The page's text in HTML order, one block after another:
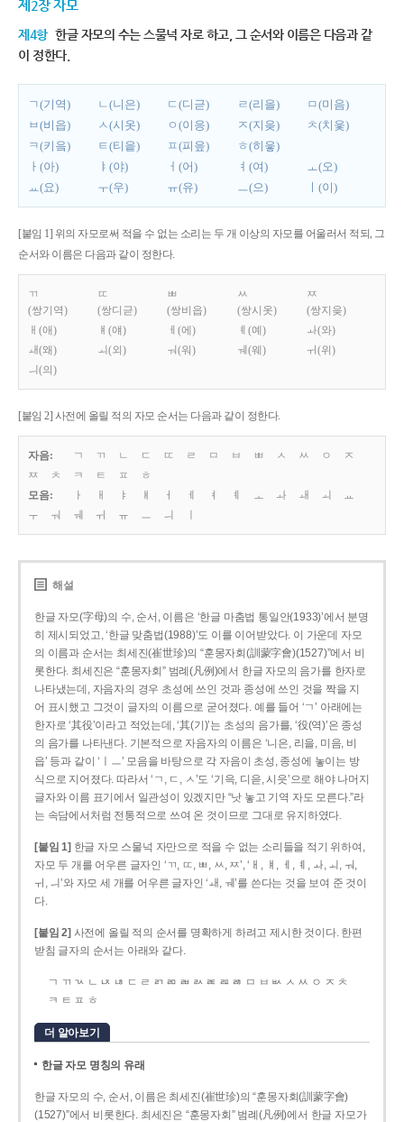
제2장 자모
제4항 한글 자모의 수는 스물넉 자로 하고, 그 순서와 이름은 다음과 같
이 정한다.
ㄱ(기역) ㄴ(니은) ㄷ(디귿) ㄹ(리을)
ㅁ(미음)
ㅂ(비읍)
ㅅ(시옷) ㅇ(이응) ㅈ(지읒)
ㅊ(치읓)
ㅋ(키읔)
ㅌ(티읕) ㅍ(피읖)
ㅎ(히읗)
ㅏ(아)
ㅑ(야) ㅓ(어) ㅕ(여)
ㅗ(오)
ㅛ(요)
ㅜ(우) ㅠ(유) ㅡ(으) ㅣ(이)
[붙임 1] 위의 자모로써 적을 수 없는 소리는 두 개 이상의 자모를 어울러서 적되, 그
순서와 이름은 다음과 같이 정한다.
ㄲ
(쌍기역)
ㄸ
(쌍디귿)
ㅃ
(쌍비읍)
ㅆ
(쌍시옷)
ㅉ
(쌍지읒)
ㅐ(애)
ㅒ(얘) ㅔ(에) ㅖ(예)
ㅘ(와)
ㅙ(왜)
ㅚ(외) ㅝ(워) ㅞ(웨)
ㅟ(위)
ㅢ(의)
[붙임 2] 사전에 올릴 적의 자모 순서는 다음과 같이 정한다.
자음: ㄱ ㄲ ㄴ ㄷ ㄸ ㄹ ㅁ ㅂ ㅃ ㅅ ㅆ ㅇ
ㅈ
ㅉ
ㅊ ㅋ ㅌ ㅍ
ㅎ
모음:
ㅏ ㅐ ㅑ ㅒ ㅓ ㅔ ㅕ ㅖ ㅗ ㅘ ㅙ ㅚ
ㅛ
ㅜ
ㅝ ㅞ ㅟ ㅠ ㅡ ㅢ
해설
한글 자모(字母)의 수, 순서, 이름은 ‘한글 마춤법 통일안(1933)’에서 분명
히 제시되었고, ‘한글 맞춤법(1988)’도 이를 이어받았다. 이 가운데 자모
의 이름과 순서는 최세진(崔世珍)의 “훈몽자회(訓蒙字會)(1527)”에서 비
롯한다. 최세진은 “훈몽자회” 범례(凡例)에서 한글 자모의 음가를 한자로
나타냈는데, 자음자의 경우 초성에 쓰인 것과 종성에 쓰인 것을 짝을 지
어 표시했고 그것이 글자의 이름으로 굳어졌다. 예를 들어 ‘ㄱ’ 아래에는
한자로 ‘其役’이라고 적었는데, ‘其(기)’는 초성의 음가를, ‘役(역)’은 종성
의 음가를 나타낸다. 기본적으로 자음자의 이름은 ‘니은, 리을, 미음, 비
읍’ 등과 같이 ‘ㅣㅡ’ 모음을 바탕으로 각 자음이 초성, 종성에 놓이는 방
식으로 지어졌다. 따라서 ‘ㄱ, ㄷ, ㅅ’도 ‘기윽, 디읃, 시읏’으로 해야 나머지
글자와 이름 표기에서 일관성이 있겠지만 “낫 놓고 기역 자도 모른다.”라
는 속담에서처럼 전통적으로 쓰여 온 것이므로 그대로 유지하였다.
[붙임 1] 한글 자모 스물넉 자만으로 적을 수 없는 소리들을 적기 위하여,
자모 두 개를 어우른 글자인 ‘ㄲ, ㄸ, ㅃ, ㅆ, ㅉ’, ‘ㅐ, ㅒ, ㅔ, ㅖ, ㅘ, ㅚ, ㅝ,
ㅟ, ㅢ’와 자모 세 개를 어우른 글자인 ‘ㅙ, ㅞ’를 쓴다는 것을 보여 준 것이
다.
[붙임 2] 사전에 올릴 적의 순서를 명확하게 하려고 제시한 것이다. 한편
받침 글자의 순서는 아래와 같다.
ㄱ ㄲ ㄳ ㄴ ㄵ ㄶ ㄷ ㄹ ㄺ ㄻ ㄼ ㄽ ㄾ ㄿ ㅀ ㅁ ㅂ ㅄ ㅅ ㅆ ㅇ ㅈ ㅊ
ㅋ ㅌ ㅍ ㅎ
더 알아보기
한글 자모 명칭의 유래
한글 자모의 수, 순서, 이름은 최세진(崔世珍)의 “훈몽자회(訓蒙字會)
(1527)”에서 비롯한다. 최세진은 “훈몽자회” 범례(凡例)에서 한글 자모가